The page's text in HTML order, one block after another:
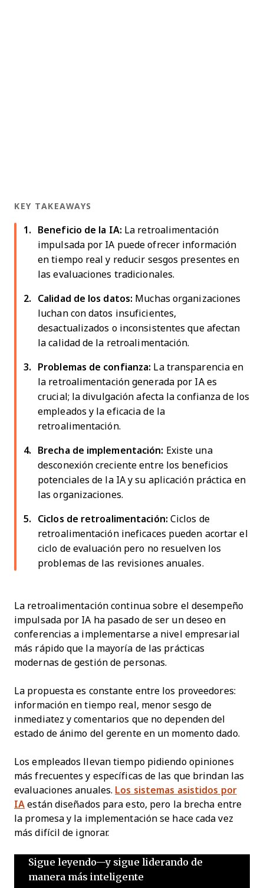
KEY TAKEAWAYS
Beneficio de la IA: La retroalimentación
impulsada por IA puede ofrecer información
en tiempo real y reducir sesgos presentes en
las evaluaciones tradicionales.
Calidad de los datos: Muchas organizaciones
luchan con datos insuficientes,
desactualizados o inconsistentes que afectan
la calidad de la retroalimentación.
Problemas de confianza: La transparencia en
la retroalimentación generada por IA es
crucial; la divulgación afecta la confianza de los
empleados y la eficacia de la
retroalimentación.
Brecha de implementación: Existe una
desconexión creciente entre los beneficios
potenciales de la IA y su aplicación práctica en
las organizaciones.
Ciclos de retroalimentación: Ciclos de
retroalimentación ineficaces pueden acortar el
ciclo de evaluación pero no resuelven los
problemas de las revisiones anuales.
La retroalimentación continua sobre el desempeño
impulsada por IA ha pasado de ser un deseo en
conferencias a implementarse a nivel empresarial
más rápido que la mayoría de las prácticas
modernas de gestión de personas.
La propuesta es constante entre los proveedores:
información en tiempo real, menor sesgo de
inmediatez y comentarios que no dependen del
estado de ánimo del gerente en un momento dado.
Los empleados llevan tiempo pidiendo opiniones
más frecuentes y específicas de las que brindan las
evaluaciones anuales. Los sistemas asistidos por
IA están diseñados para esto, pero la brecha entre
la promesa y la implementación se hace cada vez
más difícil de ignorar.
Sigue leyendo—y sigue liderando de
manera más inteligente